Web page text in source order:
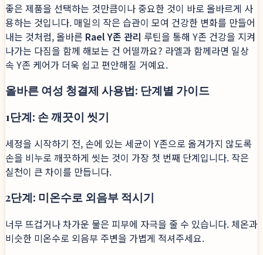
좋은 제품을 선택하는 것만큼이나 중요한 것이 바로 올바르게 사
용하는 것입니다. 매일의 작은 습관이 모여 건강한 변화를 만들어
내는 것처럼, 올바른 Rael Y존 관리 루틴을 통해 Y존 건강을 지켜
나가는 다짐을 함께 해보는 건 어떨까요? 라엘과 함께라면 일상
속 Y존 케어가 더욱 쉽고 편안해질 거예요.
올바른 여성 청결제 사용법: 단계별 가이드
1단계: 손 깨끗이 씻기
세정을 시작하기 전, 손에 있는 세균이 Y존으로 옮겨가지 않도록
손을 비누로 깨끗하게 씻는 것이 가장 첫 번째 단계입니다. 작은
실천이 큰 차이를 만듭니다.
2단계: 미온수로 외음부 적시기
너무 뜨겁거나 차가운 물은 피부에 자극을 줄 수 있습니다. 체온과
비슷한 미온수로 외음부 주변을 가볍게 적셔주세요.